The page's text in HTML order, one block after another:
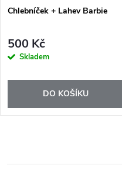
Chlebníček + Lahev Barbie
500 Kč
Skladem
DO KOŠÍKU